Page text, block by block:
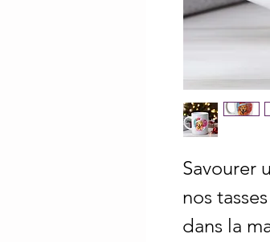
Savourer
nos
dans la